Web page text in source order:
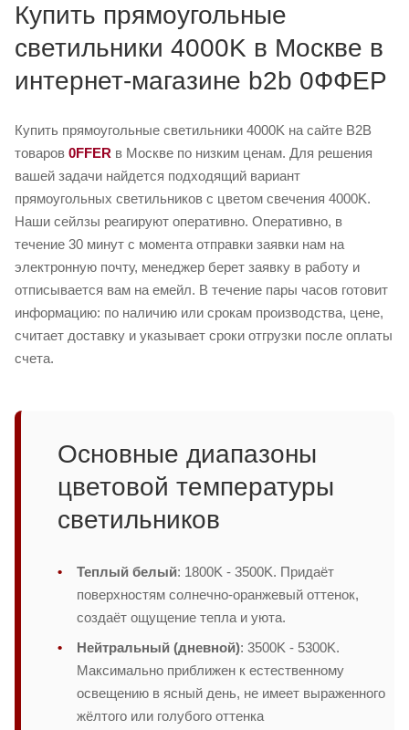
Купить прямоугольные
светильники 4000K в Москве в
интернет-магазине b2b 0ФФЕР
Купить прямоугольные светильники 4000K на сайте B2B
товаров 0FFER в Москве по низким ценам. Для решения
вашей задачи найдется подходящий вариант
прямоугольных светильников с цветом свечения 4000K.
Наши сейлзы реагируют оперативно. Оперативно, в
течение 30 минут с момента отправки заявки нам на
электронную почту, менеджер берет заявку в работу и
отписывается вам на емейл. В течение пары часов готовит
информацию: по наличию или срокам производства, цене,
считает доставку и указывает сроки отгрузки после оплаты
счета.
Основные диапазоны
цветовой температуры
светильников
Теплый белый: 1800K - 3500K. Придаёт
поверхностям солнечно-оранжевый оттенок,
создаёт ощущение тепла и уюта.
Нейтральный (дневной): 3500K - 5300K.
Максимально приближен к естественному
освещению в ясный день, не имеет выраженного
жёлтого или голубого оттенка